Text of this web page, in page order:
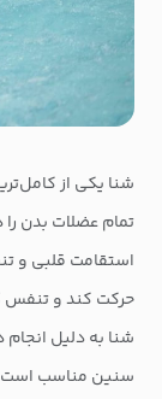
شنا یکی از
تمام عضلات بدن
استقامت قلبی و
حرکت کند و تنفس
شنا به دلیل
سنین مناسب است.